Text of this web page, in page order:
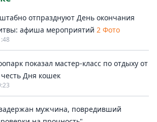
отпразднуют День окончания
афиша мероприятий 2 Фото
показал мастер-класс по отдыху от
Дня кошек
мужчина, повредивший